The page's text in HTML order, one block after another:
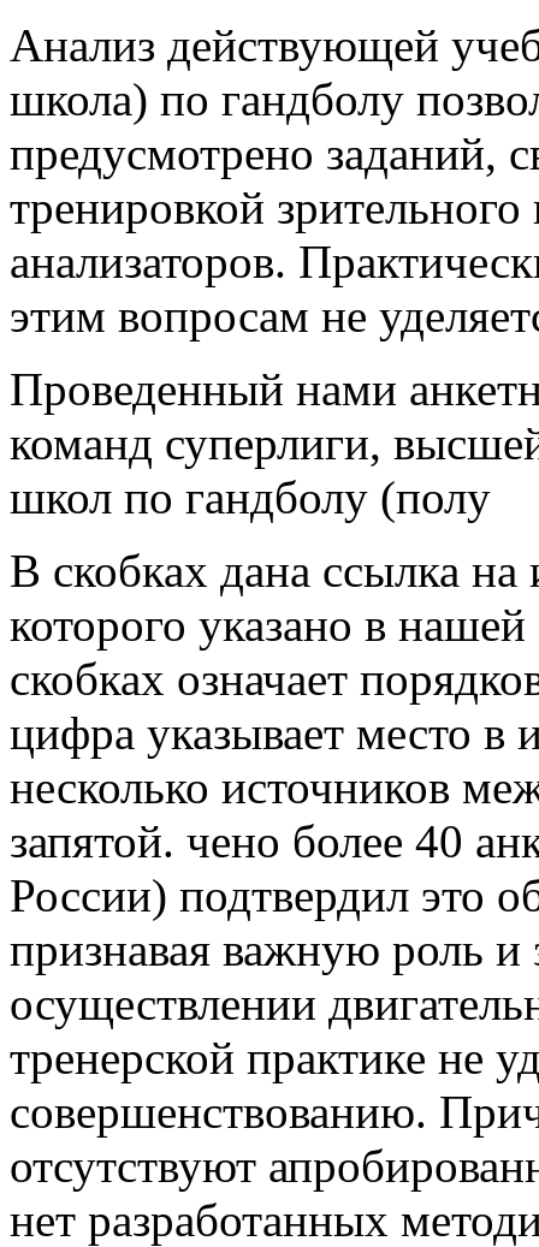
Анализ действующей
школа) по гандболу
предусмотрено заданий,
тренировкой
анализаторов.
этим вопросам не
Проведенный нами
команд суперлиги,
школ по гандболу (полу
В скобках дана ссылка
которого указано в
скобках означает
цифра указывает место в
несколько источников
запятой. чено более 40
России) подтвердил это
признавая важную роль и
осуществлении
тренерской практике не
совершенствованию.
отсутствуют
нет разработанных